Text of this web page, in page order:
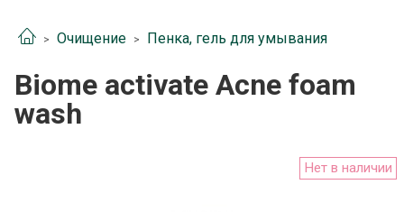
Очищение Пенка, гель для умывания
Biome activate Acne foam
wash
Нет в наличии